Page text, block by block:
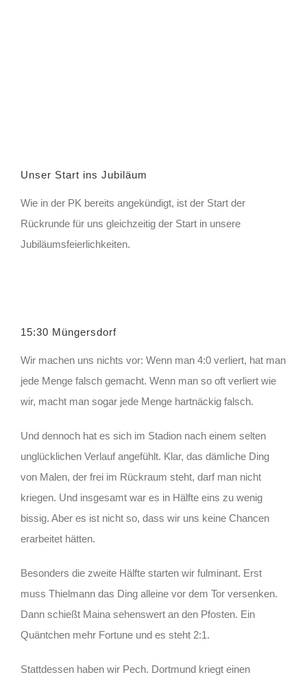
Unser Start ins Jubiläum
Wie in der PK bereits angekündigt, ist der Start der
Rückrunde für uns gleichzeitig der Start in unsere
Jubiläumsfeierlichkeiten.
15:30 Müngersdorf
Wir machen uns nichts vor: Wenn man 4:0 verliert, hat man
jede Menge falsch gemacht. Wenn man so oft verliert wie
wir, macht man sogar jede Menge hartnäckig falsch.
Und dennoch hat es sich im Stadion nach einem selten
unglücklichen Verlauf angefühlt. Klar, das dämliche Ding
von Malen, der frei im Rückraum steht, darf man nicht
kriegen. Und insgesamt war es in Hälfte eins zu wenig
bissig. Aber es ist nicht so, dass wir uns keine Chancen
erarbeitet hätten.
Besonders die zweite Hälfte starten wir fulminant. Erst
muss Thielmann das Ding alleine vor dem Tor versenken.
Dann schießt Maina sehenswert an den Pfosten. Ein
Quäntchen mehr Fortune und es steht 2:1.
Stattdessen haben wir Pech. Dortmund kriegt einen